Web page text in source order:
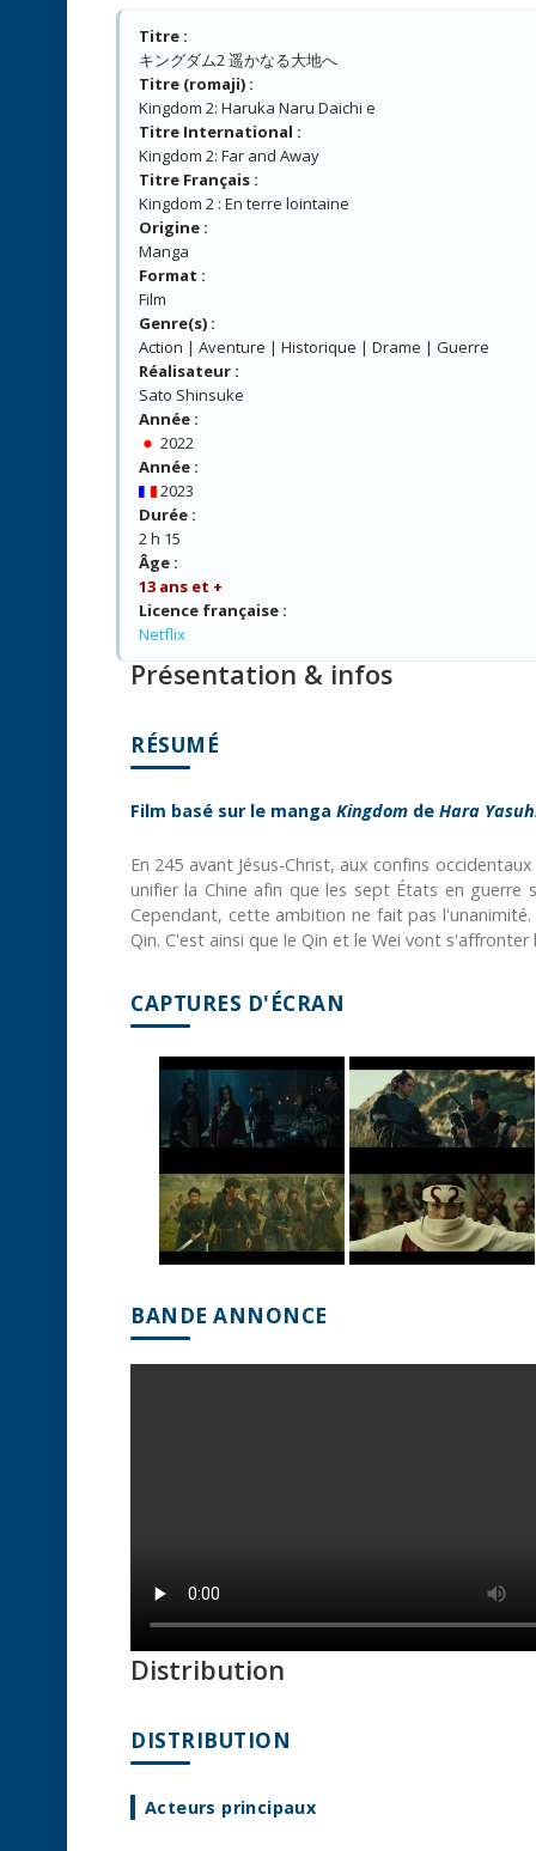
5
Titre :
キングダム2 遥かなる大地へ
Titre (romaji) :
Kingdom 2: Haruka Naru Daichi e
Titre International :
Kingdom 2: Far and Away
Titre Français :
Kingdom 2 : En terre lointaine
Origine :
Manga
Format :
Film
Genre(s) :
Action | Aventure | Historique | Drame | Guerre
Réalisateur :
Sato Shinsuke
Année :
2022
Année :
2023
Durée :
2 h 15
Âge :
13 ans et +
Licence française :
Netflix
Présentation & infos
RÉSUMÉ
Film basé sur le manga Kingdom de Hara
En 245 avant Jésus-Christ, aux confins
unifier la Chine afin que les sept États en
Cependant, cette ambition ne fait pas
Qin. C'est ainsi que le Qin et le Wei vont
CAPTURES D'ÉCRAN
BANDE ANNONCE
Distribution
DISTRIBUTION
Acteurs principaux